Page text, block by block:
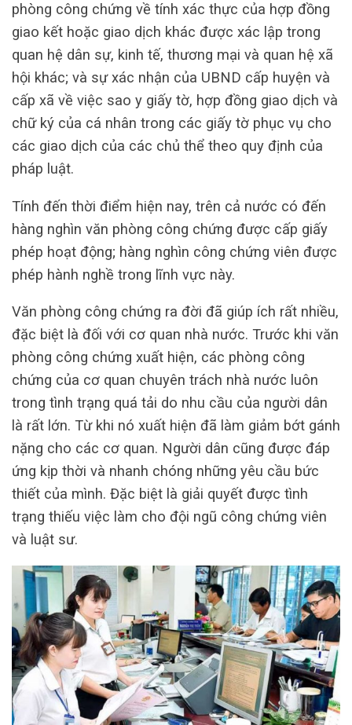
phòng công chứng về tính xác thực của hợp đồng
giao kết hoặc giao dịch khác được xác lập trong
quan hệ dân sự, kinh tế, thương mại và quan hệ xã
hội khác; và sự xác nhận của UBND cấp huyện và
cấp xã về việc sao y giấy tờ, hợp đồng giao dịch và
chữ ký của cá nhân trong các giấy tờ phục vụ cho
các giao dịch của các chủ thể theo quy định của
pháp luật.
Tính đến thời điểm hiện nay, trên cả nước có đến
hàng nghìn văn phòng công chứng được cấp giấy
phép hoạt động; hàng nghìn công chứng viên được
phép hành nghề trong lĩnh vực này.
Văn phòng công chứng ra đời đã giúp ích rất nhiều,
đặc biệt là đối với cơ quan nhà nước. Trước khi văn
phòng công chứng xuất hiện, các phòng công
chứng của cơ quan chuyên trách nhà nước luôn
trong tình trạng quá tải do nhu cầu của người dân
là rất lớn. Từ khi nó xuất hiện đã làm giảm bớt gánh
nặng cho các cơ quan. Người dân cũng được đáp
ứng kịp thời và nhanh chóng những yêu cầu bức
thiết của mình. Đặc biệt là giải quyết được tình
trạng thiếu việc làm cho đội ngũ công chứng viên
và luật sư.